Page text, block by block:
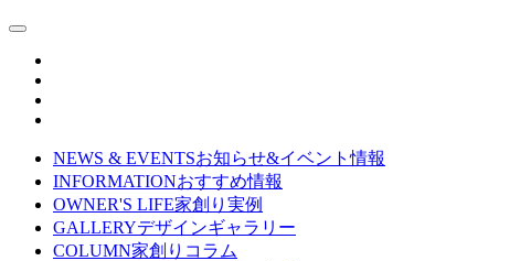
NEWS & EVENTSお知らせ&イベント情報
INFORMATIONおすすめ情報
OWNER'S LIFE家創り実例
GALLERYデザインギャラリー
COLUMN家創りコラム